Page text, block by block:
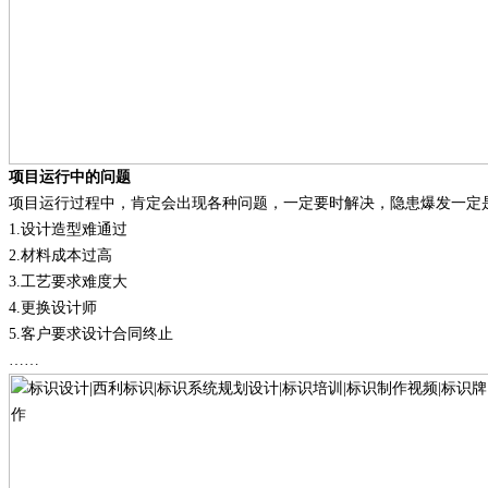
项目运行中的问题
项目运行过程中，肯定会出现各种问题，一定要时解决，隐患爆发一定
1. 设计造型难通过
2. 材料成本过高
3. 工艺要求难度大
4. 更换设计师
5. 客户要求设计合同终止